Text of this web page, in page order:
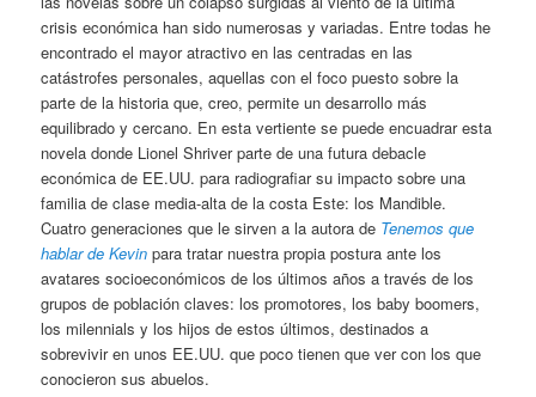
crisis económica han sido numerosas y variadas. Entre todas he
encontrado el mayor atractivo en las centradas en las
catástrofes personales, aquellas con el foco puesto sobre la
parte de la historia que, creo, permite un desarrollo más
equilibrado y cercano. En esta vertiente se puede encuadrar esta
novela donde Lionel Shriver parte de una futura debacle
económica de EE.UU. para radiografiar su impacto sobre una
familia de clase media-alta de la costa Este: los Mandible.
Cuatro generaciones que le sirven a la autora de Tenemos que
hablar de Kevin para tratar nuestra propia postura ante los
avatares socioeconómicos de los últimos años a través de los
grupos de población claves: los promotores, los baby boomers,
los milennials y los hijos de estos últimos, destinados a
sobrevivir en unos EE.UU. que poco tienen que ver con los que
conocieron sus abuelos.